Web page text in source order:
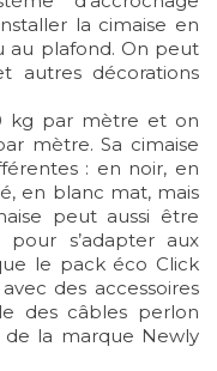
la cimaise en
au plafond. On peut
autres décorations
kg par mètre et on
mètre. Sa cimaise
: en noir, en
en blanc mat, mais
peut aussi être
s’adapter aux
le pack éco Click
des accessoires
des câbles perlon
la marque Newly